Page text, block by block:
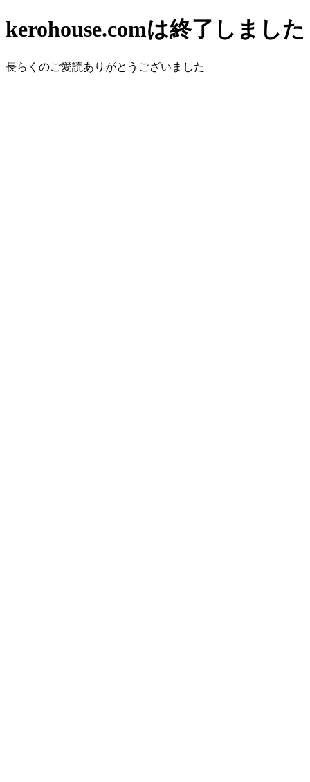
kerohouse.comは終了しました
長らくのご愛読ありがとうございました